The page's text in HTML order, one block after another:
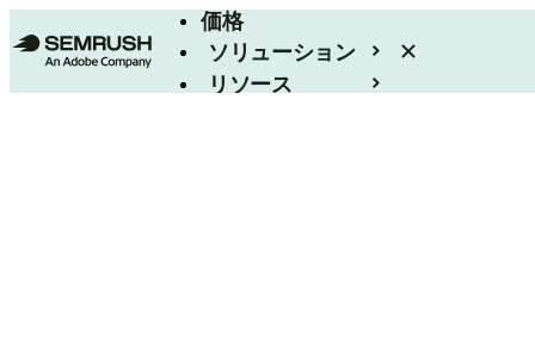
価格
ソリューション
リソース